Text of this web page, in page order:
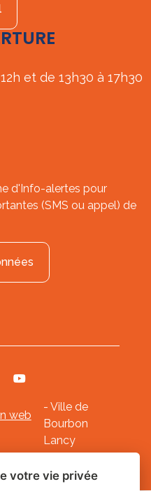
et de 13h30 à 17h30
d'Info-alertes pour
(SMS ou appel) de
web
- Ville de
Bourbon
Lancy
Gestion des cookies
votre vie privée